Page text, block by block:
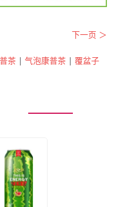
下一页 ＞
茶 | 气泡康普茶 | 覆盆子